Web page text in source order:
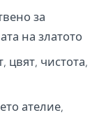
за
на златото
цвят, чистота,
ателие,